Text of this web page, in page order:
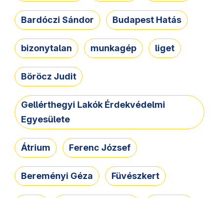
Bardóczi Sándor Budapest Hatás
bizonytalan munkagép liget
Böröcz Judit
Gellérthegyi Lakók Érdekvédelmi
Egyesülete
Átrium Ferenc József
Bereményi Géza Füvészkert